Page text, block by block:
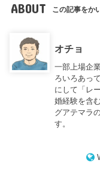
ABOUT この記事をか
オチョ
一部上場企
ろいろあっ
にして「レ
婚経験を含
グアテマラ
す。